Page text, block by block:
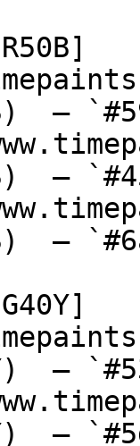
—
—
—
—
—